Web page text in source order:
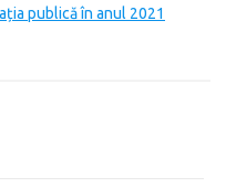
publică în anul 2021